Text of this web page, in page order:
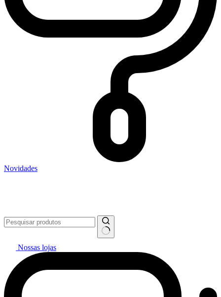
Novidades
Nossas lojas